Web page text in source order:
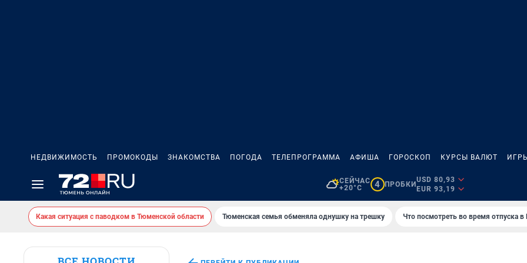
НЕДВИЖИМОСТЬ ПРОМОКОДЫ ЗНАКОМСТВА ПОГОДА ТЕЛЕПРОГРАММА АФИША ГОРОСКОП КУРСЫ ВАЛЮТ ИГРЫ
СЕЙЧАС
+20°C
4 ПРОБКИ
USD 80,93
EUR 93,19
Какая ситуация с паводком в Тюменской области Тюменская семья обменяла однушку на трешку Что посмотреть во время отпуска в